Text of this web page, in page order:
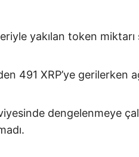
yakılan token
491 XRP’ye
dengelenmeye